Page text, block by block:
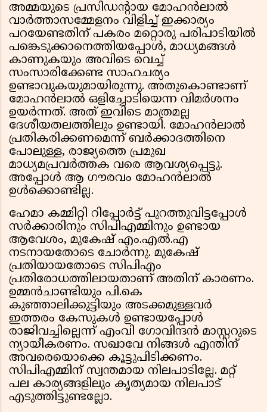
അമ്മയുടെ പ്രസിഡന്റായ മോഹന്‍ലാല്‍
വാര്‍ത്താസമ്മേളനം വിളിച്ച് ഇക്കാര്യം
പറയേണ്ടതിന് പകരം മറ്റൊരു പരിപാടിയില്‍
പങ്കെടുക്കാനെത്തിയപ്പോള്‍, മാധ്യമങ്ങള്‍
കാണുകയും അവിടെ വെച്ച്
സംസാരിക്കേണ്ട സാഹചര്യം
ഉണ്ടാവുകയുമായിരുന്നു. അതുകൊണ്ടാണ്
മോഹന്‍ലാല്‍ ഒളിച്ചോടിയെന്ന വിമര്‍ശനം
ഉയര്‍ന്നത്. അത് ഇവിടെ മാത്രമല്ല
ദേശീയതലത്തിലും ഉണ്ടായി. മോഹന്‍ലാല്‍
പ്രതികരിക്കണമെന്ന് ബര്‍ക്കാദത്തിനെ
പോലുള്ള, രാജ്യത്തെ പ്രമുഖ
മാധ്യമപ്രവര്‍ത്തക വരെ ആവശ്യപ്പെട്ടു.
അപ്പോള്‍ ആ ഗൗരവം മോഹന്‍ലാല്‍
ഉള്‍ക്കൊണ്ടില്ല.
ഹേമാ കമ്മിറ്റി റിപ്പോര്‍ട്ട് പുറത്തുവിട്ടപ്പോള്‍
സര്‍ക്കാരിനും സിപിഎമ്മിനും ഉണ്ടായ
ആവേശം, മുകേഷ് എം.എല്‍.എ
നടനായതോടെ ചോര്‍ന്നു. മുകേഷ്
പ്രതിയായതോടെ സിപിഎം
പ്രതിരോധത്തിലായതാണ് അതിന് കാരണം.
ഉമ്മന്‍ചാണ്ടിയും പി.കെ
കുഞ്ഞാലിക്കുട്ടിയും അടക്കമുള്ളവര്‍
ഇത്തരം കേസുകള്‍ ഉണ്ടായപ്പോള്‍
രാജിവച്ചില്ലെന്ന് എംവി ഗോവിന്ദന്‍ മാസ്റ്ററുടെ
ന്യായീകരണം. സഖാവേ നിങ്ങള്‍ എന്തിന്
അവരെയൊക്കെ കൂട്ടുപിടിക്കണം.
സിപിഎമ്മിന് സ്വന്തമായ നിലപാടില്ലേ. മറ്റ്
പല കാര്യങ്ങളിലും കൃത്യമായ നിലപാട്
എടുത്തിട്ടുണ്ടല്ലോ.